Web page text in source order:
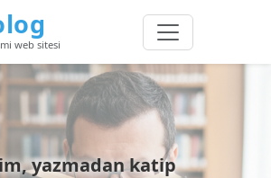
web sitesi
yazmadan katip